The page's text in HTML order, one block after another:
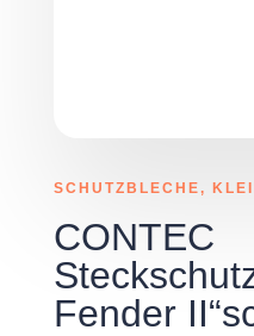
SCHUTZBLECHE,
CONTEC
Fender